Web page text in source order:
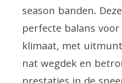
season banden.
perfecte balans
klimaat, met
nat wegdek en